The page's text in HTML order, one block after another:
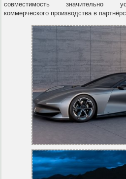
совместимость значительно
коммерческого производства в